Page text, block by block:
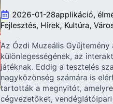
2026-01-28applikáció
Fejlesztés Hírek Kultúra
Az Ózdi Muzeális
különlegességének, az
játéknak. Eddig a tesztelés
nagyközönség számára is
tartották a megnyitót,
cégvezetőket,